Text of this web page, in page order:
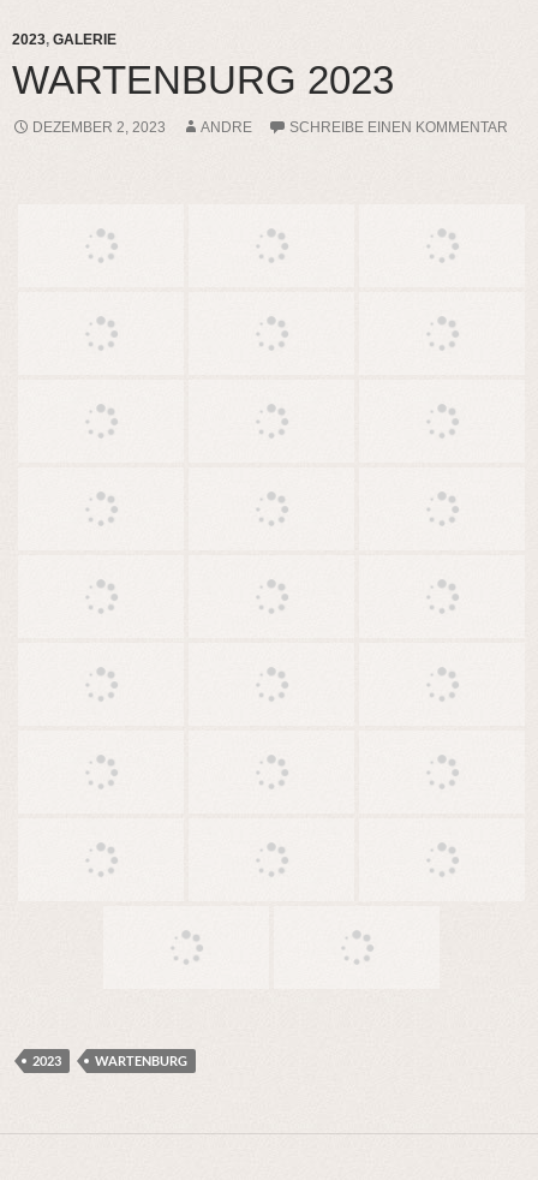
2023, GALERIE
WARTENBURG 2023
DEZEMBER 2, 2023 ANDRE SCHREIBE EINEN KOMMENTAR
2023 WARTENBURG